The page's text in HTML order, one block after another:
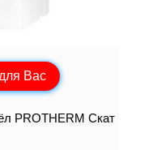
Вас
PROTHERM Скат